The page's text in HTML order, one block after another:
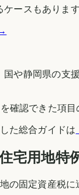
ースもありま
国や静岡県の支
確認できた項
た総合ガイドは
宅用地特
の固定資産税